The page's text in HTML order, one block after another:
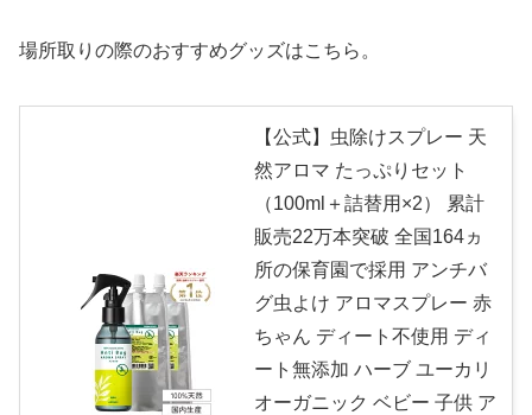
場所取りの際のおすすめグッズはこちら。
【公式】虫除けスプレー 天
然アロマ たっぷりセット
（100ml＋詰替用×2） 累計
販売22万本突破 全国164ヵ
所の保育園で採用 アンチバ
グ虫よけ アロマスプレー 赤
ちゃん ディート不使用 ディ
ート無添加 ハーブ ユーカリ
オーガニック ベビー 子供 ア